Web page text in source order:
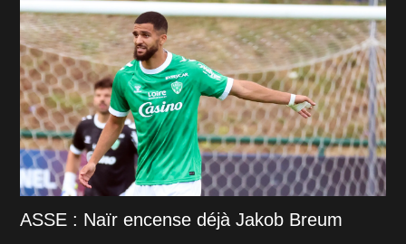
ASSE : Naïr encense déjà Jakob Breum